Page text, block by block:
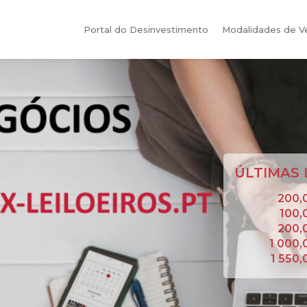
Portal do Desinvestimento Modalidades de
ÚLTIMAS
1
1